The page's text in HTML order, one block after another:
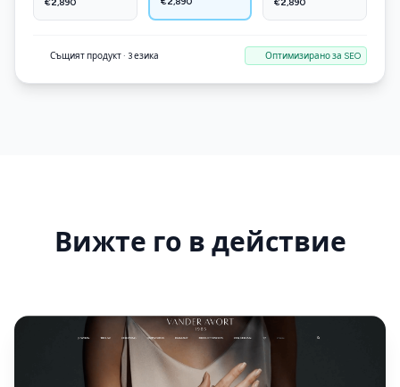
€2,890 €2,890
Същият продукт · 3 езика Оптимизирано за SEO
Вижте го в действие